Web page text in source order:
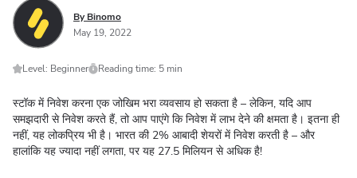
By Binomo
May 19, 2022
Level: Beginner Reading time: 5 min
स्टॉक में निवेश करना एक जोखिम भरा व्यवसाय हो सकता है – लेकिन, यदि आप
समझदारी से निवेश करते हैं, तो आप पाएंगे कि निवेश में लाभ देने की क्षमता है। इतना ही
नहीं, यह लोकप्रिय भी है। भारत की 2% आबादी शेयरों में निवेश करती है – और
हालांकि यह ज्यादा नहीं लगता, पर यह 27.5 मिलियन से अधिक है!